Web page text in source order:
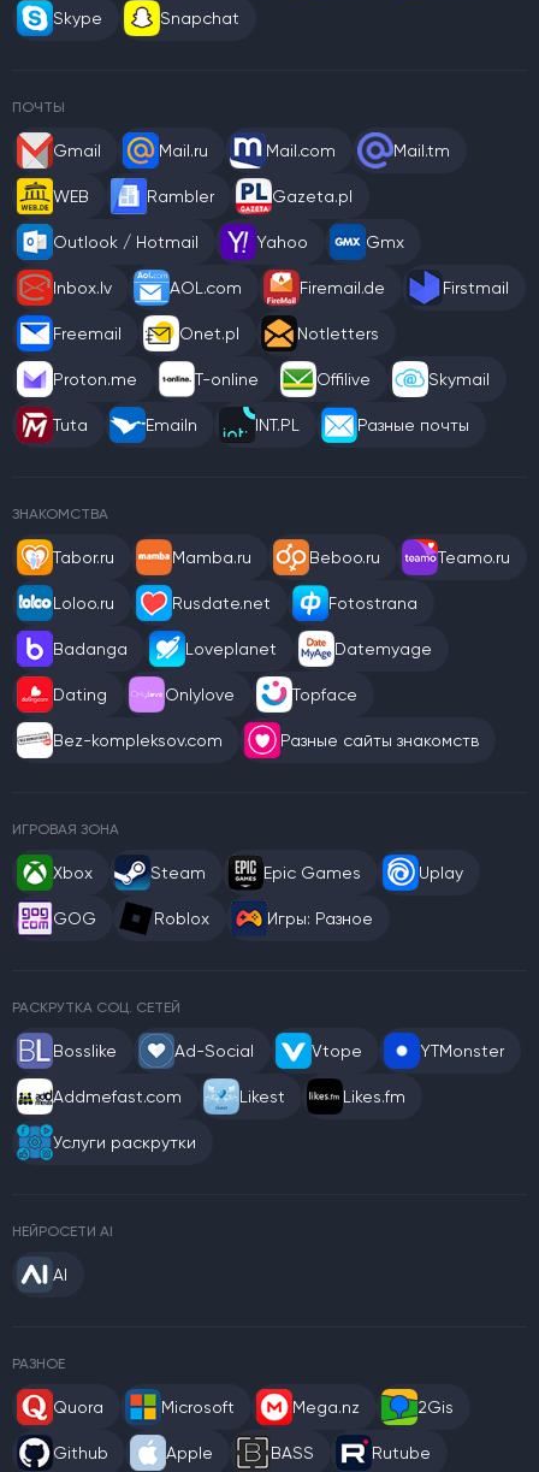
Skype Snapchat
ПОЧТЫ
Gmail Mail.ru Mail.com Mail.tm
WEB Rambler Gazeta.pl
Outlook / Hotmail Yahoo Gmx
Inbox.lv AOL.com Firemail.de Firstmail
Freemail Onet.pl Notletters
Proton.me T-online Offilive Skymail
Tuta Emailn INT.PL Разные почты
ЗНАКОМСТВА
Tabor.ru Mamba.ru Beboo.ru Teamo.ru
Loloo.ru Rusdate.net Fotostrana
Badanga Loveplanet Datemyage
Dating Onlylove Topface
Bez-kompleksov.com Разные сайты знакомств
ИГРОВАЯ ЗОНА
Xbox Steam Epic Games Uplay
GOG Roblox Игры: Разное
РАСКРУТКА СОЦ. СЕТЕЙ
Bosslike Ad-Social Vtope YTMonster
Addmefast.com Likest Likes.fm
Услуги раскрутки
НЕЙРОСЕТИ AI
AI
РАЗНОЕ
Quora Microsoft Mega.nz 2Gis
Github Apple BASS Rutube